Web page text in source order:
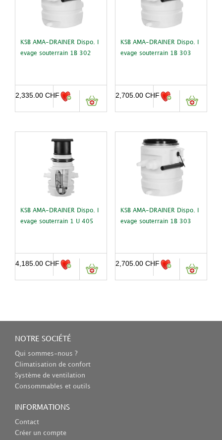
KSB AMA-DRAINER Dispo. l
evage souterrain 1B 302
2,335.00 CHF
KSB AMA-DRAINER Dispo. l
evage souterrain 1B 303
2,705.00 CHF
KSB AMA-DRAINER Dispo. l
evage souterrain 1 U 405
4,185.00 CHF
KSB AMA-DRAINER Dispo. l
evage souterrain 1B 303
2,705.00 CHF
NOTRE SOCIÉTÉ
Qui sommes-nous ?
Climatisation de confort
Système de ventilation
Consommables et outils
INFORMATIONS
Contact
Créer un compte